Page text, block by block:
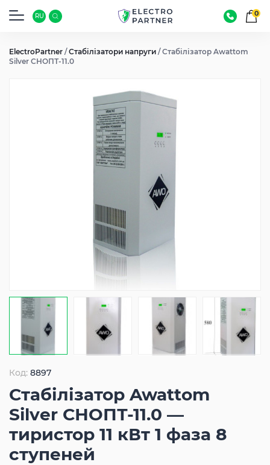
RU 0
ElectroPartner /Стабілізатори напруги /Стабілізатор Awattom
Silver СНОПТ-11.0
Код: 8897
Стабілізатор Awattom
Silver СНОПТ-11.0 —
тиристор 11 кВт 1 фаза 8
ступеней